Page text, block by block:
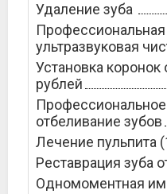
Удаление зуба
Профессиональная
ультразвуковая
Установка коронок
рублей
отбеливание зубов
Лечение пульпита
Реставрация зуба
Одномоментная